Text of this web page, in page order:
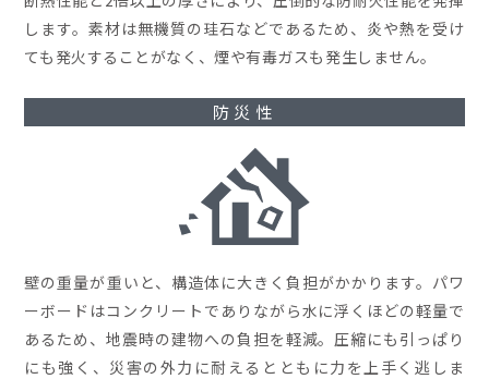
します。素材は無機質の珪石などであるため、炎や熱を受け
ても発火することがなく、煙や有毒ガスも発生しません。
防災性
壁の重量が重いと、構造体に大きく負担がかかります。パワ
ーボードはコンクリートでありながら水に浮くほどの軽量で
あるため、地震時の建物への負担を軽減。圧縮にも引っぱり
にも強く、災害の外力に耐えるとともに力を上手く逃しま